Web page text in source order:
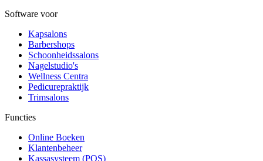
Software voor
Kapsalons
Barbershops
Schoonheidssalons
Nagelstudio's
Wellness Centra
Pedicurepraktijk
Trimsalons
Functies
Online Boeken
Klantenbeheer
Kassasysteem (POS)